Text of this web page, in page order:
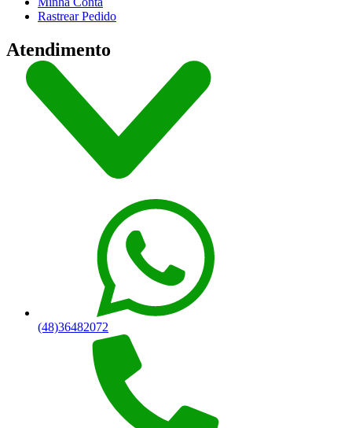
Rastrear Pedido
Atendimento
(48)36482072